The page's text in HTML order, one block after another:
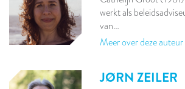
werkt als
van…
Meer over deze auteur
JØRN ZEILER